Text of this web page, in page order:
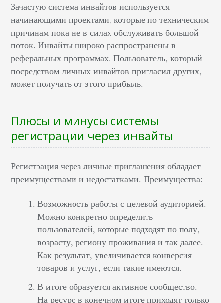
Зачастую система инвайтов используется
начинающими проектами, которые по техническим
причинам пока не в силах обслуживать большой
поток. Инвайты широко распространены в
реферальных программах. Пользователь, который
посредством личных инвайтов пригласил других,
может получать от этого прибыль.
Плюсы и минусы системы
регистрации через инвайты
Регистрация через личные приглашения обладает
преимуществами и недостатками. Преимущества:
Возможность работы с целевой аудиторией.
Можно конкретно определить
пользователей, которые подходят по полу,
возрасту, региону проживания и так далее.
Как результат, увеличивается конверсия
товаров и услуг, если такие имеются.
В итоге образуется активное сообщество.
На ресурс в конечном итоге приходят только